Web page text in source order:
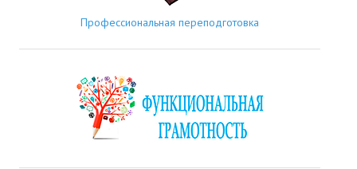
Профессиональная переподготовка